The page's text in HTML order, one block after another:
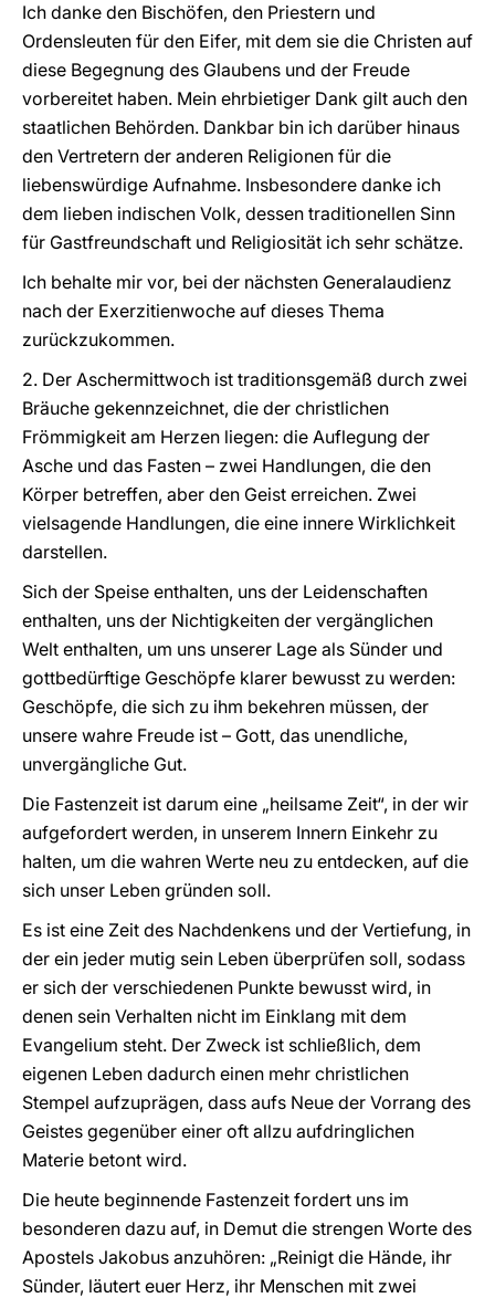
Ich danke den Bischöfen, den Priestern und
Ordensleuten für den Eifer, mit dem sie die Christen auf
diese Begegnung des Glaubens und der Freude
vorbereitet haben. Mein ehrbietiger Dank gilt auch den
staatlichen Behörden. Dankbar bin ich darüber hinaus
den Vertretern der anderen Religionen für die
liebenswürdige Aufnahme. Insbesondere danke ich
dem lieben indischen Volk, dessen traditionellen Sinn
für Gastfreundschaft und Religiosität ich sehr schätze.
Ich behalte mir vor, bei der nächsten Generalaudienz
nach der Exerzitienwoche auf dieses Thema
zurückzukommen.
2. Der Aschermittwoch ist traditionsgemäß durch zwei
Bräuche gekennzeichnet, die der christlichen
Frömmigkeit am Herzen liegen: die Auflegung der
Asche und das Fasten – zwei Handlungen, die den
Körper betreffen, aber den Geist erreichen. Zwei
vielsagende Handlungen, die eine innere Wirklichkeit
darstellen.
Sich der Speise enthalten, uns der Leidenschaften
enthalten, uns der Nichtigkeiten der vergänglichen
Welt enthalten, um uns unserer Lage als Sünder und
gottbedürftige Geschöpfe klarer bewusst zu werden:
Geschöpfe, die sich zu ihm bekehren müssen, der
unsere wahre Freude ist – Gott, das unendliche,
unvergängliche Gut.
Die Fastenzeit ist darum eine „heilsame Zeit“, in der wir
aufgefordert werden, in unserem Innern Einkehr zu
halten, um die wahren Werte neu zu entdecken, auf die
sich unser Leben gründen soll.
Es ist eine Zeit des Nachdenkens und der Vertiefung, in
der ein jeder mutig sein Leben überprüfen soll, sodass
er sich der verschiedenen Punkte bewusst wird, in
denen sein Verhalten nicht im Einklang mit dem
Evangelium steht. Der Zweck ist schließlich, dem
eigenen Leben dadurch einen mehr christlichen
Stempel aufzuprägen, dass aufs Neue der Vorrang des
Geistes gegenüber einer oft allzu aufdringlichen
Materie betont wird.
Die heute beginnende Fastenzeit fordert uns im
besonderen dazu auf, in Demut die strengen Worte des
Apostels Jakobus anzuhören: „Reinigt die Hände, ihr
Sünder, läutert euer Herz, ihr Menschen mit zwei